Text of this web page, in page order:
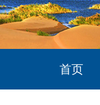
首页